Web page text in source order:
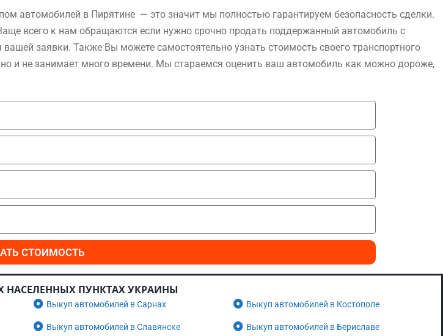
автомобилей в Пирятине — это значит мы полностью гарантируем безопасность сделки.
всего к нам обращаются если нужно срочно продать поддержанный автомобиль с
заявки. Также Вы можете самостоятельно узнать стоимость своего транспортного
и не занимает много времени. Мы стараемся оценить ваш автомобиль как можно дороже,
СТОИМОСТЬ
НАСЕЛЕННЫХ ПУНКТАХ УКРАИНЫ
Выкуп автомобилей в Сарнах Выкуп автомобилей в Костополе
Выкуп автомобилей в Славянске Выкуп автомобилей в Бериславе